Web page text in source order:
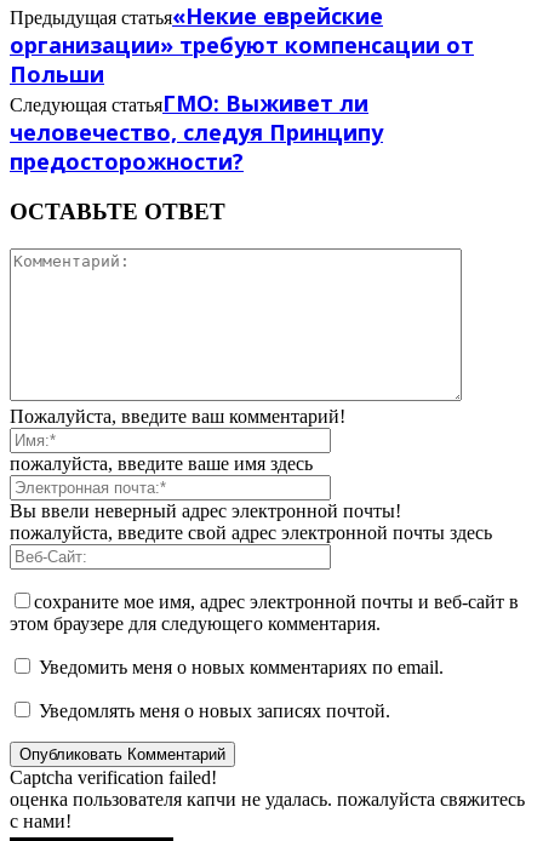
Предыдущая статья«Некие еврейские
организации» требуют компенсации от
Польши
Следующая статьяГМО: Выживет ли
человечество, следуя Принципу
предосторожности?
ОСТАВЬТЕ ОТВЕТ
Пожалуйста, введите ваш комментарий!
пожалуйста, введите ваше имя здесь
Вы ввели неверный адрес электронной почты!
пожалуйста, введите свой адрес электронной почты здесь
сохраните мое имя, адрес электронной почты и веб-сайт в
этом браузере для следующего комментария.
Уведомить меня о новых комментариях по email.
Уведомлять меня о новых записях почтой.
Captcha verification failed!
оценка пользователя капчи не удалась. пожалуйста свяжитесь
с нами!